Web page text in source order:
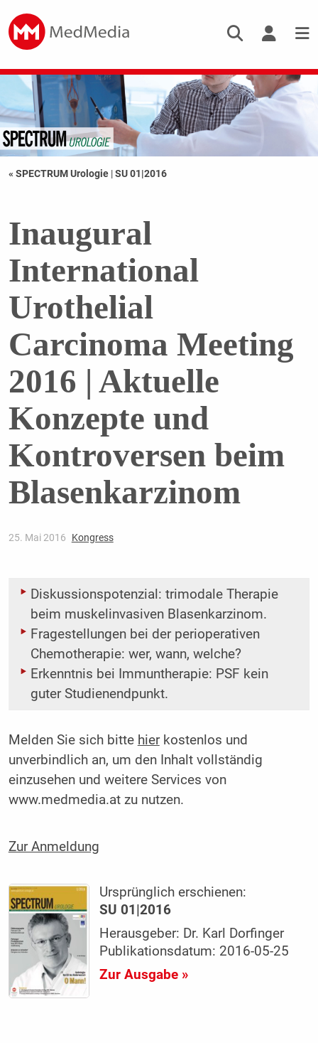
« SPECTRUM Urologie |SU 01|2016
Inaugural
International
Urothelial
Carcinoma Meeting
2016 | Aktuelle
Konzepte und
Kontroversen beim
Blasenkarzinom
25. Mai 2016 Kongress
Diskussionspotenzial: trimodale Therapie
beim muskelinvasiven Blasenkarzinom.
Fragestellungen bei der perioperativen
Chemotherapie: wer, wann, welche?
Erkenntnis bei Immuntherapie: PSF kein
guter Studienendpunkt.
Melden Sie sich bitte hierkostenlos und
unverbindlich an, um den Inhalt vollständig
einzusehen und weitere Services von
www.medmedia.at zu nutzen.
Zur Anmeldung
Ursprünglich erschienen:
SU 01|2016
Herausgeber: Dr. Karl Dorfinger
Publikationsdatum: 2016-05-25
Zur Ausgabe »